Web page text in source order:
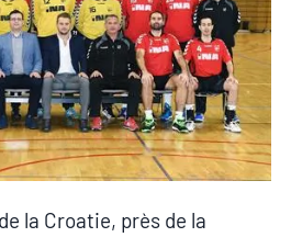
la Croatie, près de la